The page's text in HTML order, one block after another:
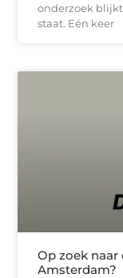
onderzoek
staat. Eén keer
Op zoek
Amsterdam?